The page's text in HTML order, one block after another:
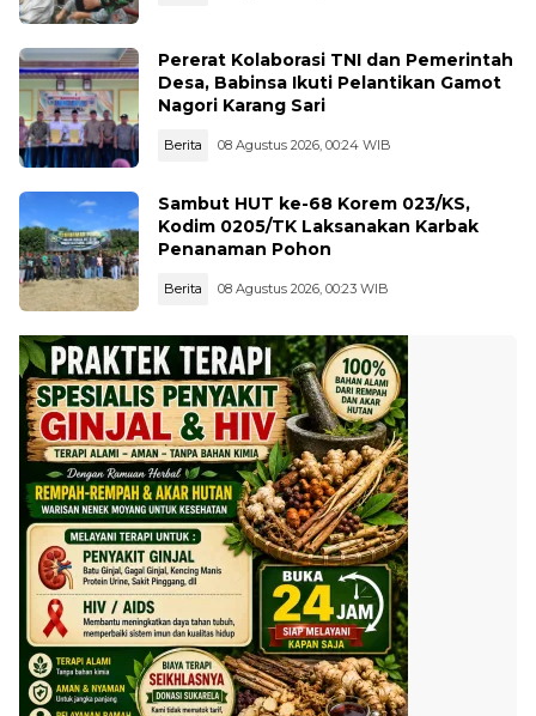
Pererat Kolaborasi TNI dan Pemerintah
Desa, Babinsa Ikuti Pelantikan Gamot
Nagori Karang Sari
Berita 08 Agustus 2026, 00:24 WIB
Sambut HUT ke-68 Korem 023/KS,
Kodim 0205/TK Laksanakan Karbak
Penanaman Pohon
Berita 08 Agustus 2026, 00:23 WIB